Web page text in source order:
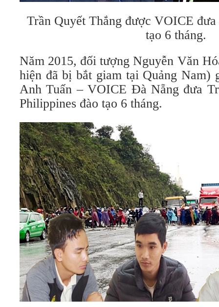
Trần Quyết Thắng được VOICE đưa
tạo 6 tháng.
Năm 2015, đối tượng Nguyễn Văn
hiện đã bị bắt giam tại Quảng Nam)
Anh Tuấn – VOICE Đà Nẵng đưa
Philippines đào tạo 6 tháng.